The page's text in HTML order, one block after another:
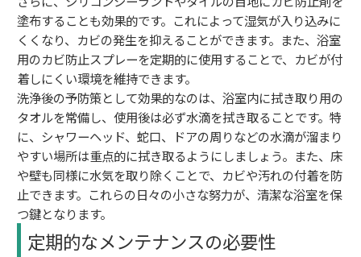
塗布することも効果的です。これによって湿気が入り込みに
くくなり、カビの発生を抑えることができます。また、浴室
用のカビ防止スプレーを定期的に使用することで、カビが付
着しにくい環境を維持できます。
洗浄後の予防策として効果的なのは、浴室内に拭き取り用の
タオルを常備し、使用後は必ず水滴を拭き取ることです。特
に、シャワーヘッド、蛇口、ドアの周りなどの水滴が溜まり
やすい場所は重点的に拭き取るようにしましょう。また、床
や壁も同様に水気を取り除くことで、カビや汚れの付着を防
止できます。これらの日々の小さな努力が、清潔な浴室を保
つ鍵となります。
定期的なメンテナンスの必要性